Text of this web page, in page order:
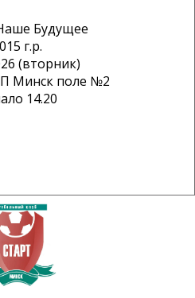
Будущее
г.р.
(вторник)
Минск поле №2
14.20